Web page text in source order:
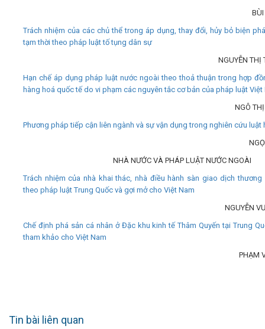
Trách nhiệm của các chủ thể trong áp dụng, thay đổi, hủy bỏ biện
tạm thời theo pháp luật tố tụng dân sự
NGUYỄN THỊ
Hạn chế áp dụng pháp luật nước ngoài theo thoả thuận trong hợp
hàng hoá quốc tế do vi phạm các nguyên tắc cơ bản của pháp luật Việt
NGÔ
Phương pháp tiếp cận liên ngành và sự vận dụng trong nghiên cứu luật
NHÀ NƯỚC VÀ PHÁP LUẬT NƯỚC NGOÀI
Trách nhiệm của nhà khai thác, nhà điều hành sàn giao dịch
theo pháp luật Trung Quốc và gợi mở cho Việt Nam
NGUYỄN
Chế định phá sản cá nhân ở Đặc khu kinh tế Thâm Quyến tại Trung
tham khảo cho Việt Nam
PHẠM
Tin bài liên quan